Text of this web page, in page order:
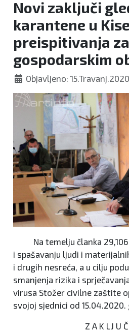
Novi zaključi
karantene u
preispitivanja
gospodarskim
Objavljeno:
Na temelju članka 29,106
i spašavanju ljudi i
i drugih nesreća, a u cilju
smanjenja rizika i
virusa Stožer civilne zaštite
svojoj sjednici od
Z A K LJ U